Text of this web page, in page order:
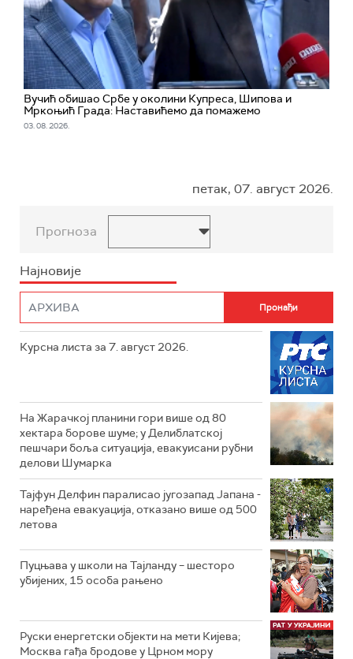
Вучић обишао Србе у околини Купреса, Шипова и
Мркоњић Града: Наставићемо да помажемо
03. 08. 2026.
петак, 07. август 2026.
Прогноза
Најновије
Курсна листа за 7. август 2026.
На Жарачкој планини гори више од 80
хектара борове шуме; у Делиблатској
пешчари боља ситуација, евакуисани рубни
делови Шумарка
Тајфун Делфин паралисао југозапад Јапана -
наређена евакуација, отказано више од 500
летова
Пуцњава у школи на Тајланду – шесторо
убијених, 15 особа рањено
Руски енергетски објекти на мети Кијева;
Москва гађа бродове у Црном мору